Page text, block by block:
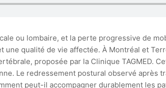
ou lombaire, et la perte progressive de
qualité de vie affectée. À Montréal et
proposée par la Clinique TAGMED.
Le redressement postural observé après
peut-il accompagner durablement les